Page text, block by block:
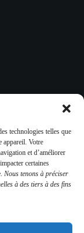
technologies telles que
appareil. Votre
et d’améliorer
certaines
Nous tenons à préciser
à des tiers à des fins